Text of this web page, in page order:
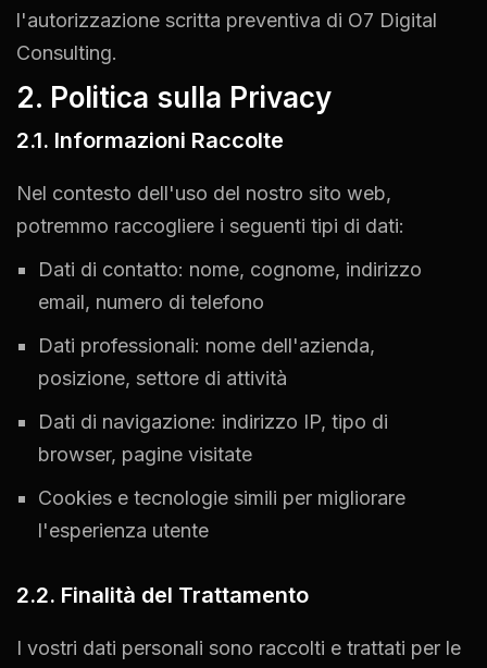
l'autorizzazione scritta preventiva di O7 Digital
Consulting.
2. Politica sulla Privacy
2.1. Informazioni Raccolte
Nel contesto dell'uso del nostro sito web,
potremmo raccogliere i seguenti tipi di dati:
Dati di contatto: nome, cognome, indirizzo
email, numero di telefono
Dati professionali: nome dell'azienda,
posizione, settore di attività
Dati di navigazione: indirizzo IP, tipo di
browser, pagine visitate
Cookies e tecnologie simili per migliorare
l'esperienza utente
2.2. Finalità del Trattamento
I vostri dati personali sono raccolti e trattati per le